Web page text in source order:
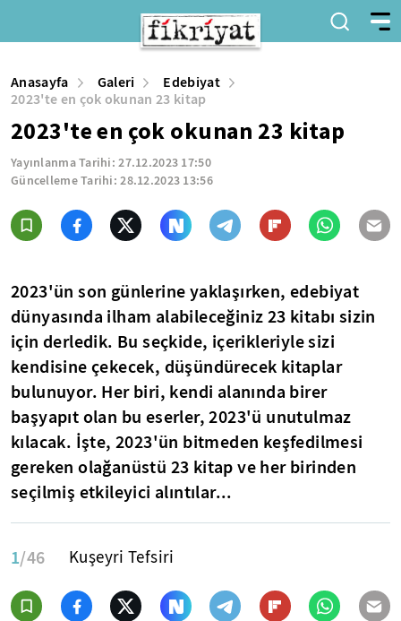
Anasayfa Galeri
Edebiyat
2023'te en çok okunan 23 kitap
2023'te en çok okunan 23 kitap
Yayınlanma Tarihi:27.12.2023 17:50
Güncelleme Tarihi:28.12.2023 13:56
2023'ün son günlerine yaklaşırken, edebiyat
dünyasında ilham alabileceğiniz 23 kitabı sizin
için derledik. Bu seçkide, içerikleriyle sizi
kendisine çekecek, düşündürecek kitaplar
bulunuyor. Her biri, kendi alanında birer
başyapıt olan bu eserler, 2023'ü unutulmaz
kılacak. İşte, 2023'ün bitmeden keşfedilmesi
gereken olağanüstü 23 kitap ve her birinden
seçilmiş etkileyici alıntılar...
1/46 Kuşeyri Tefsiri